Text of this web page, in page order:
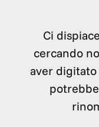
Ci
cercando
aver digitato